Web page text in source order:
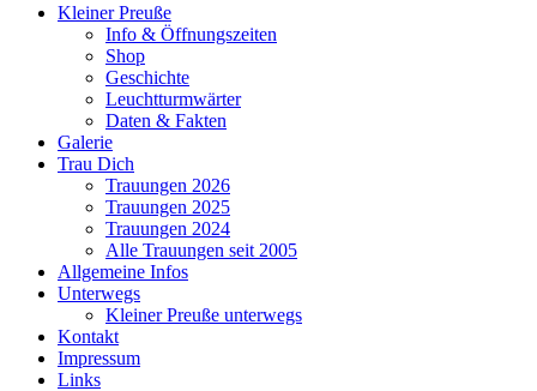
Kleiner Preuße
Info & Öffnungszeiten
Shop
Geschichte
Leuchtturmwärter
Daten & Fakten
Galerie
Trau Dich
Trauungen 2026
Trauungen 2025
Trauungen 2024
Alle Trauungen seit 2005
Allgemeine Infos
Unterwegs
Kleiner Preuße unterwegs
Kontakt
Impressum
Links